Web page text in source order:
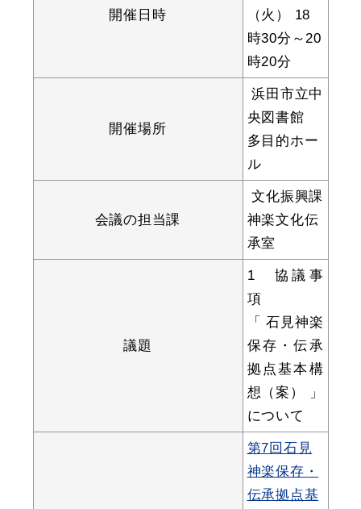
子育て
教育 出会い・結婚
就職・退職
高齢者・介護 おくやみ
開催日時
（火） 18
時30分～20
時20分
開催場所
浜田市立中
央図書館
多目的ホー
ル
会議の担当課
文化振興課
神楽文化伝
承室
議題
1 協議事
項
「 石見神楽
保存・伝承
拠点基本構
想（案） 」
について
第7回石見
神楽保存・
伝承拠点基